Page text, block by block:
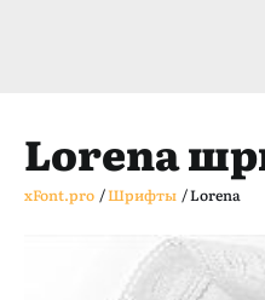
Lorena
xFont.pro /Шрифты /Lorena